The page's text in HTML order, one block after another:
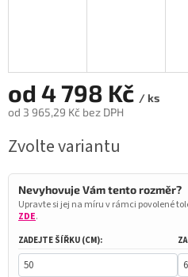
od 4 798 Kč / ks
od 3 965,29 Kč bez DPH
cena:
Zvolte variantu
Nevyhovuje Vám tento rozměr?
Upravte si jej na míru v rámci povolené
ZDE.
ZADEJTE ŠÍŘKU (CM):